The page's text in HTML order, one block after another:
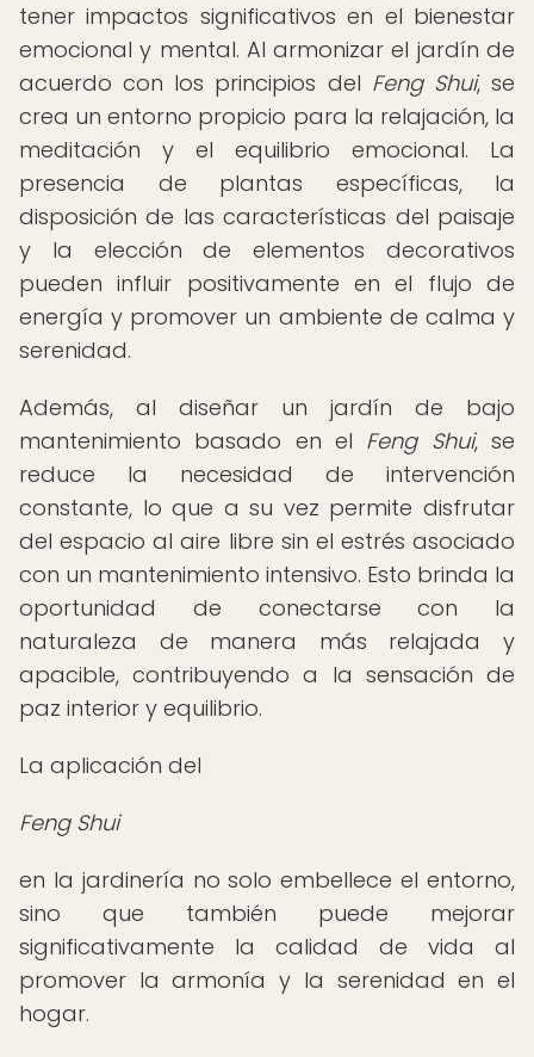
tener impactos significativos en el bienestar
emocional y mental. Al armonizar el jardín de
acuerdo con los principios del Feng Shui, se
crea un entorno propicio para la relajación, la
meditación y el equilibrio emocional. La
presencia de plantas específicas, la
disposición de las características del paisaje
y la elección de elementos decorativos
pueden influir positivamente en el flujo de
energía y promover un ambiente de calma y
serenidad.
Además, al diseñar un jardín de bajo
mantenimiento basado en el Feng Shui, se
reduce la necesidad de intervención
constante, lo que a su vez permite disfrutar
del espacio al aire libre sin el estrés asociado
con un mantenimiento intensivo. Esto brinda la
oportunidad de conectarse con la
naturaleza de manera más relajada y
apacible, contribuyendo a la sensación de
paz interior y equilibrio.
La aplicación del
Feng Shui
en la jardinería no solo embellece el entorno,
sino que también puede mejorar
significativamente la calidad de vida al
promover la armonía y la serenidad en el
hogar.